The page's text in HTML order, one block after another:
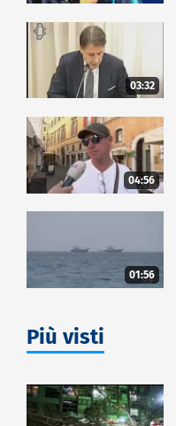
03:32
04:56
01:56
Più visti